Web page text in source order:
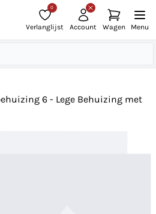
0
Verlanglijst Account Wagen Menu
6 - Lege Behuizing met